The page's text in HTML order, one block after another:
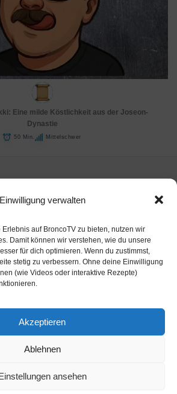
Einwilligung verwalten
auf BroncoTV zu bieten, nutzen wir
Damit können wir verstehen, wie du unsere
für dich optimieren. Wenn du zustimmst,
stetig zu verbessern. Ohne deine Einwilligung
(wie Videos oder interaktive Rezepte)
Akzeptieren
Ablehnen
ansehen
Eine milde Köstlichkeit aus der Joseon-
Dynastie
50 Min. Mittelschwer
Haftung
Richtlinie (EU)
Barrierefreiheit